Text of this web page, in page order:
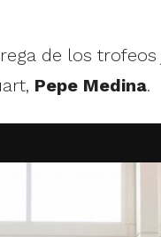
de los
Pepe Medina.